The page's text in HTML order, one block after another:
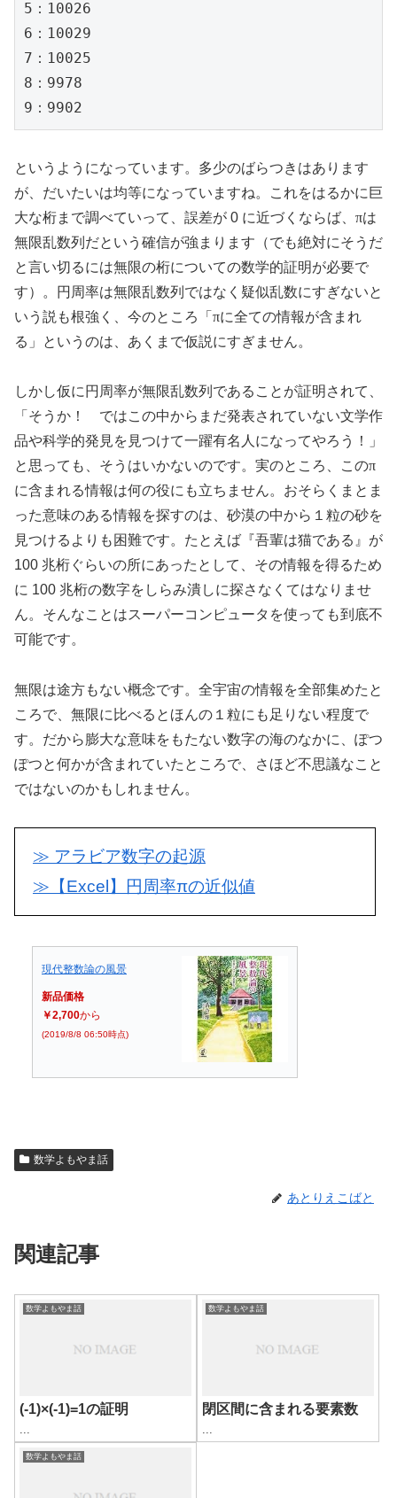
5：10026
6：10029
7：10025
8：9978
9：9902
というようになっています。多少のばらつきはあります
が、だいたいは均等になっていますね。これをはるかに巨
大な桁まで調べていって、誤差が 0 に近づくならば、 πは
無限乱数列だという確信が強まります（でも絶対にそうだ
と言い切るには無限の桁についての数学的証明が必要で
す）。円周率は無限乱数列ではなく疑似乱数にすぎないと
いう説も根強く、今のところ「 πに全ての情報が含まれ
る」というのは、あくまで仮説にすぎません。
しかし仮に円周率が無限乱数列であることが証明されて、
「そうか！ ではこの中からまだ発表されていない文学作
品や科学的発見を見つけて一躍有名人になってやろう！」
と思っても、そうはいかないのです。実のところ、このπ
に含まれる情報は何の役にも立ちません。おそらくまとま
った意味のある情報を探すのは、砂漠の中から１粒の砂を
見つけるよりも困難です。たとえば『吾輩は猫である』が
100 兆桁ぐらいの所にあったとして、その情報を得るため
に 100 兆桁の数字をしらみ潰しに探さなくてはなりませ
ん。そんなことはスーパーコンピュータを使っても到底不
可能です。
無限は途方もない概念です。全宇宙の情報を全部集めたと
ころで、無限に比べるとほんの１粒にも足りない程度で
す。だから膨大な意味をもたない数字の海のなかに、ぽつ
ぽつと何かが含まれていたところで、さほど不思議なこと
ではないのかもしれません。
≫ アラビア数字の起源
≫【Excel】円周率πの近似値
現代整数論の風景
新品価格
￥2,700から
(2019/8/8 06:50時点)
数学よもやま話
あとりえこばと
関連記事
数学よもやま話
(-1)×(-1)=1の証明
...
数学よもやま話
閉区間に含まれる要素数
...
数学よもやま話